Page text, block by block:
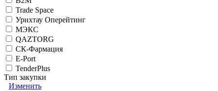
Trade Space
Урихтау Оперейтинг
МЭКС
QAZTORG
СК-Фармация
E-Port
TenderPlus
Тип закупки
Изменить